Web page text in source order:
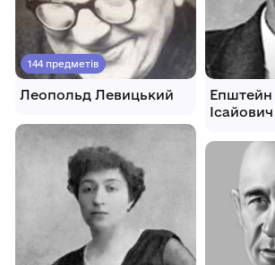
144 предметів
Леопольд Левицький
Ісайович